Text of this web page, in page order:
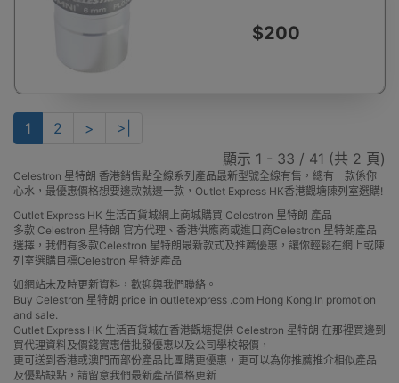
$200
1 2 >
>|
顯示 1 - 33 / 41 (共 2 頁)
Celestron 星特朗 香港銷售點全線系列產品最新型號全線有售，總有一款係你
心水，最優惠價格想要邊款就邊一款，Outlet Express HK香港觀塘陳列室選購!
Outlet Express HK 生活百貨城網上商城購買 Celestron 星特朗 產品
多款 Celestron 星特朗 官方代理、香港供應商或進口商Celestron 星特朗產品
選擇，我們有多款Celestron 星特朗最新款式及推薦優惠，讓你輕鬆在網上或陳
列室選購目標Celestron 星特朗產品
如網站未及時更新資料，歡迎與我們聯絡。
Buy Celestron 星特朗 price in outletexpress .com Hong Kong.In promotion
and sale.
Outlet Express HK 生活百貨城在香港觀塘提供 Celestron 星特朗 在那裡買邊到
買代理資料及價錢實惠借批發優惠以及公司學校報價，
更可送到香港或澳門而部份產品比團購更優惠，更可以為你推薦推介相似產品
及優點缺點，請留意我們最新產品價格更新